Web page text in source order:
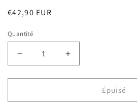
Prix
€42,90 EUR
Quantité
Réduire
la
quantité
Bénitoïte.
Augmenter
la
quantité
Bénitoïte.
Épuisé